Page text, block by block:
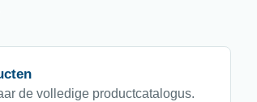
de volledige productcatalogus.